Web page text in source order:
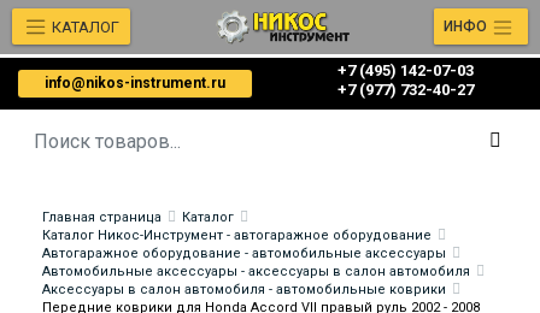
info@nikos-instrument.ru
+7 (495) 142-07-03
‎‎+7 (977) 732-40-27
КАТАЛОГ ИНФО
Главная страница
Каталог
Каталог Никос-Инструмент - автогаражное оборудование
Автогаражное оборудование - автомобильные аксессуары
Автомобильные аксессуары - аксессуары в салон автомобиля
Аксессуары в салон автомобиля - автомобильные коврики
Передние коврики для Honda Accord VII правый руль 2002 - 2008